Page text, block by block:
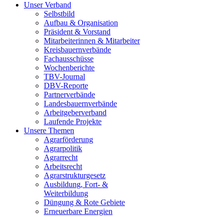
Unser Verband
Selbstbild
Aufbau & Organisation
Präsident & Vorstand
Mitarbeiterinnen & Mitarbeiter
Kreisbauernverbände
Fachausschüsse
Wochenberichte
TBV-Journal
DBV-Reporte
Partnerverbände
Landesbauernverbände
Arbeitgeberverband
Laufende Projekte
Unsere Themen
Agrarförderung
Agrarpolitik
Agrarrecht
Arbeitsrecht
Agrarstrukturgesetz
Ausbildung, Fort- &
Weiterbildung
Düngung & Rote Gebiete
Erneuerbare Energien